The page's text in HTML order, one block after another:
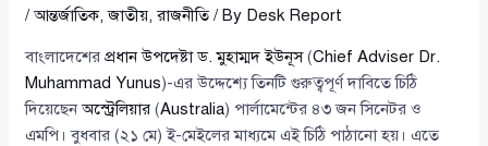
/আন্তর্জাতিক,জাতীয়,রাজনীতি/ By Desk Report
বাংলাদেশেরপ্রধান উপদেষ্টা ড. মুহাম্মদ ইউনূস(Chief Adviser Dr.
Muhammad Yunus)-এর উদ্দেশ্যে তিনটি গুরুত্বপূর্ণ দাবিতে চিঠি
দিয়েছেনঅস্ট্রেলিয়ার (Australia) পার্লামেন্টের ৪৩ জন সিনেটর ও
এমপি। বুধবার (২১ মে) ই-মেইলের মাধ্যমে এই চিঠি পাঠানো হয়। এতে